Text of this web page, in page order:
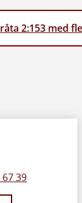
2:153 med
39